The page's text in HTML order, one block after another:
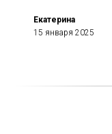
Екатерина
15 января 2025